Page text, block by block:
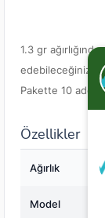
1.3 gr
edebileceğiniz
Pakette 10 adet
Özellikler
Ağırlık
Model